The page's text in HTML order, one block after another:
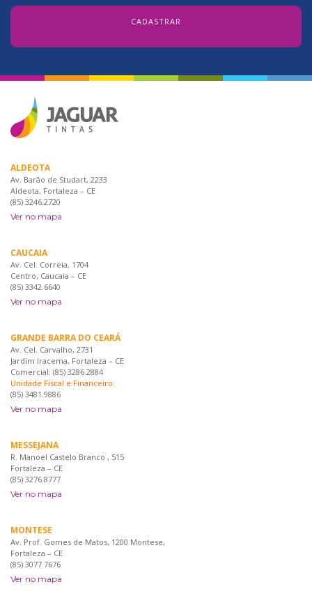
ALDEOTA
Av. Barão de Studart, 2233
Aldeota, Fortaleza – CE
(85) 3246.2720
Ver no mapa
CAUCAIA
Av. Cel. Correia, 1704
Centro, Caucaia – CE
(85) 3342.6640
Ver no mapa
GRANDE BARRA DO CEARÁ
Av. Cel. Carvalho, 2731
Jardim Iracema, Fortaleza – CE
Comercial: (85) 3286.2884
Unidade Fiscal e Financeiro:
(85) 3481.9886
Ver no mapa
MESSEJANA
R. Manoel Castelo Branco , 515
Fortaleza – CE
(85) 3276.8777
Ver no mapa
MONTESE
Av. Prof. Gomes de Matos, 1200 Montese,
Fortaleza – CE
(85) 3077 7676
Ver no mapa